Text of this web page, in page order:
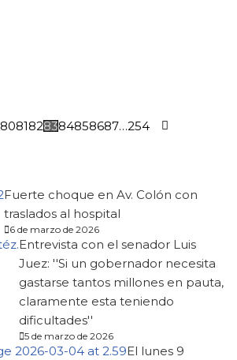
8081828384858687…254
Fuerte choque en Av. Colón con
traslados al hospital
6 de marzo de 2026
Entrevista con el senador Luis
Juez: ''Si un gobernador necesita
gastarse tantos millones en pauta,
claramente esta teniendo
dificultades''
5 de marzo de 2026
El lunes 9